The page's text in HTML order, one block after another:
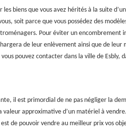
biens que vous avez hérités à la suite
soit parce que vous possédez des
Pour éviter un encombrement
de leur enlèvement ainsi que de leur
pouvez contacter dans la ville de Esbly,
il est primordial de ne pas négliger la
valeur approximative d’un matériel à
de pouvoir vendre au meilleur prix vos